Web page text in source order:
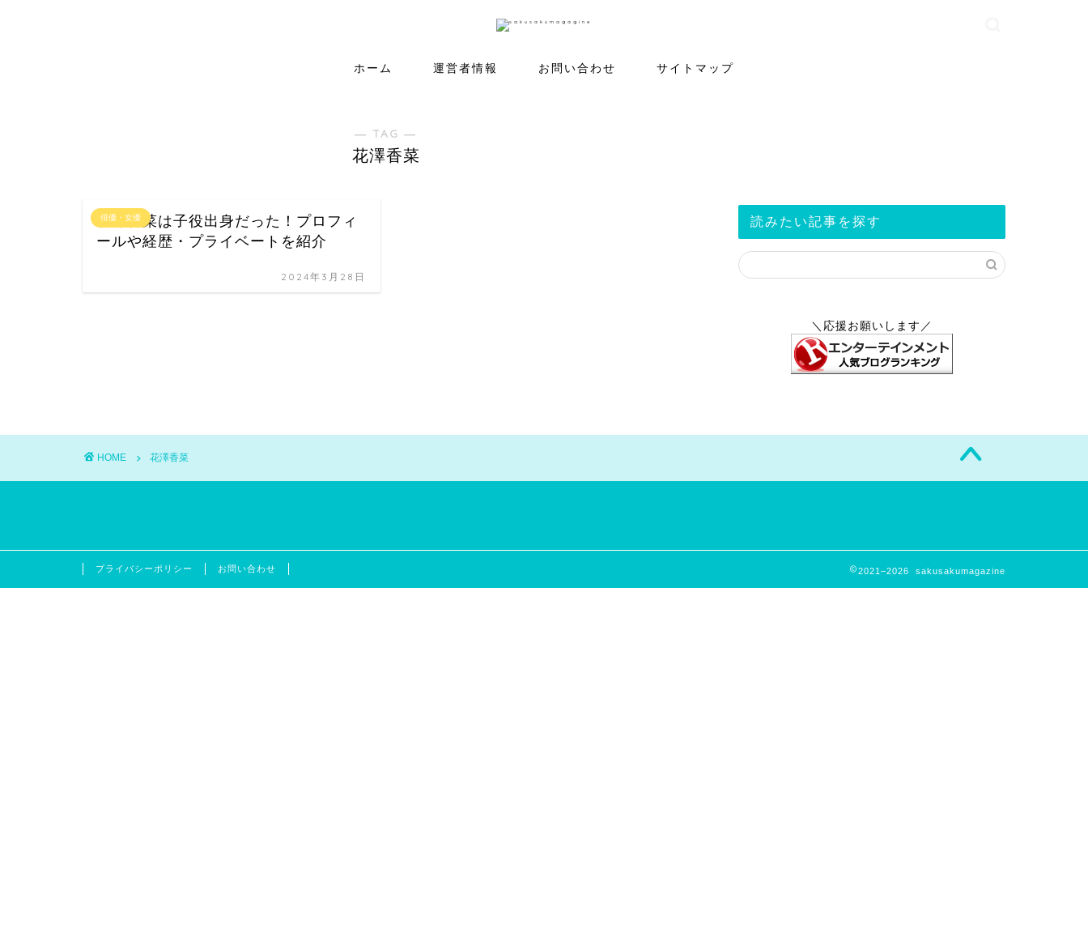
ホーム 運営者情報 お問い合わせ サイトマップ
― TAG ―
花澤香菜
俳優・女優
花澤香菜は子役出身だった！プロフィ
ールや経歴・プライベートを紹介
2024年3月28日
読みたい記事を探す
＼応援お願いします／
HOME 花澤香菜
プライバシーポリシー お問い合わせ 2021–2026 sakusakumagazine